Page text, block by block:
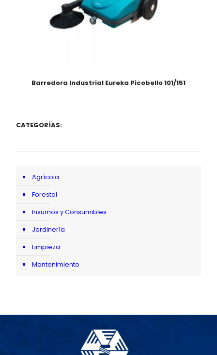
Barredora Industrial Eureka Picobello 101/151
CATEGORÍAS:
Agrícola
Forestal
Insumos y Consumibles
Jardinería
Limpieza
Mantenimiento